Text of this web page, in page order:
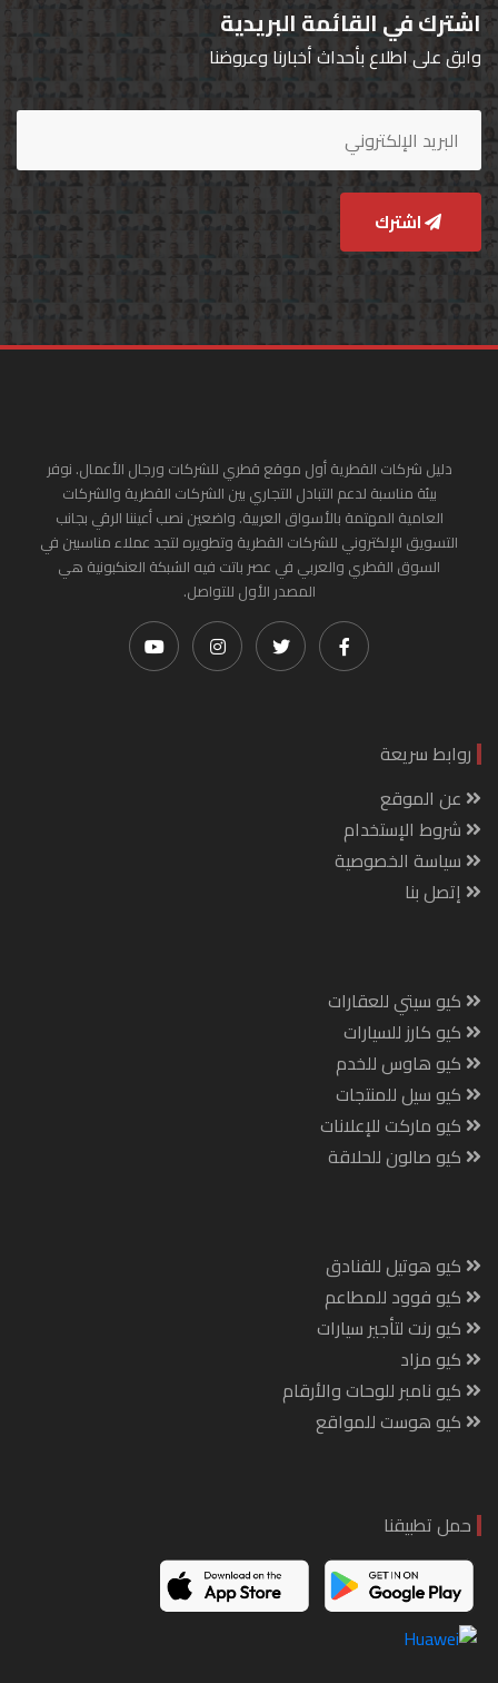
اشترك في القائمة البريدية
وابق على اطلاع بأحداث أخبارنا وعروضنا
اشترك
دليل شركات القطرية أول موقع قطري للشركات ورجال الأعمال. نوفر
بيئة مناسبة لدعم التبادل التجاري بين الشركات القطرية والشركات
العامية المهتمة بالأسواق العربية. واضعين نصب أعيننا الرقي بجانب
التسويق الإلكتروني للشركات القطرية وتطويره لتجد عملاء مناسبين في
السوق القطري والعربي في عصر باتت فيه الشبكة العنكبونية هي
المصدر الأول للتواصل.
روابط سريعة
عن الموقع
شروط الإستخدام
سياسة الخصوصية
إتصل بنا
كيو سيتي للعقارات
كيو كارز للسيارات
كيو هاوس للخدم
كيو سيل للمنتجات
كيو ماركت للإعلانات
كيو صالون للحلاقة
كيو هوتيل للفنادق
كيو فوود للمطاعم
كيو رنت لتأجير سيارات
كيو مزاد
كيو نامبر للوحات والأرقام
كيو هوست للمواقع
حمل تطبيقنا